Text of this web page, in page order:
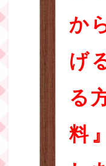
か
げ
る
料